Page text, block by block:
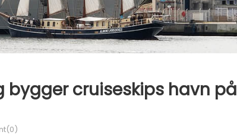
bygger cruiseskips havn på